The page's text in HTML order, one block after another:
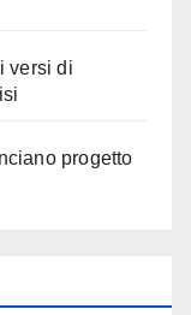
versi di
progetto